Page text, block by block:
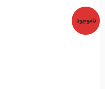
ناموجود